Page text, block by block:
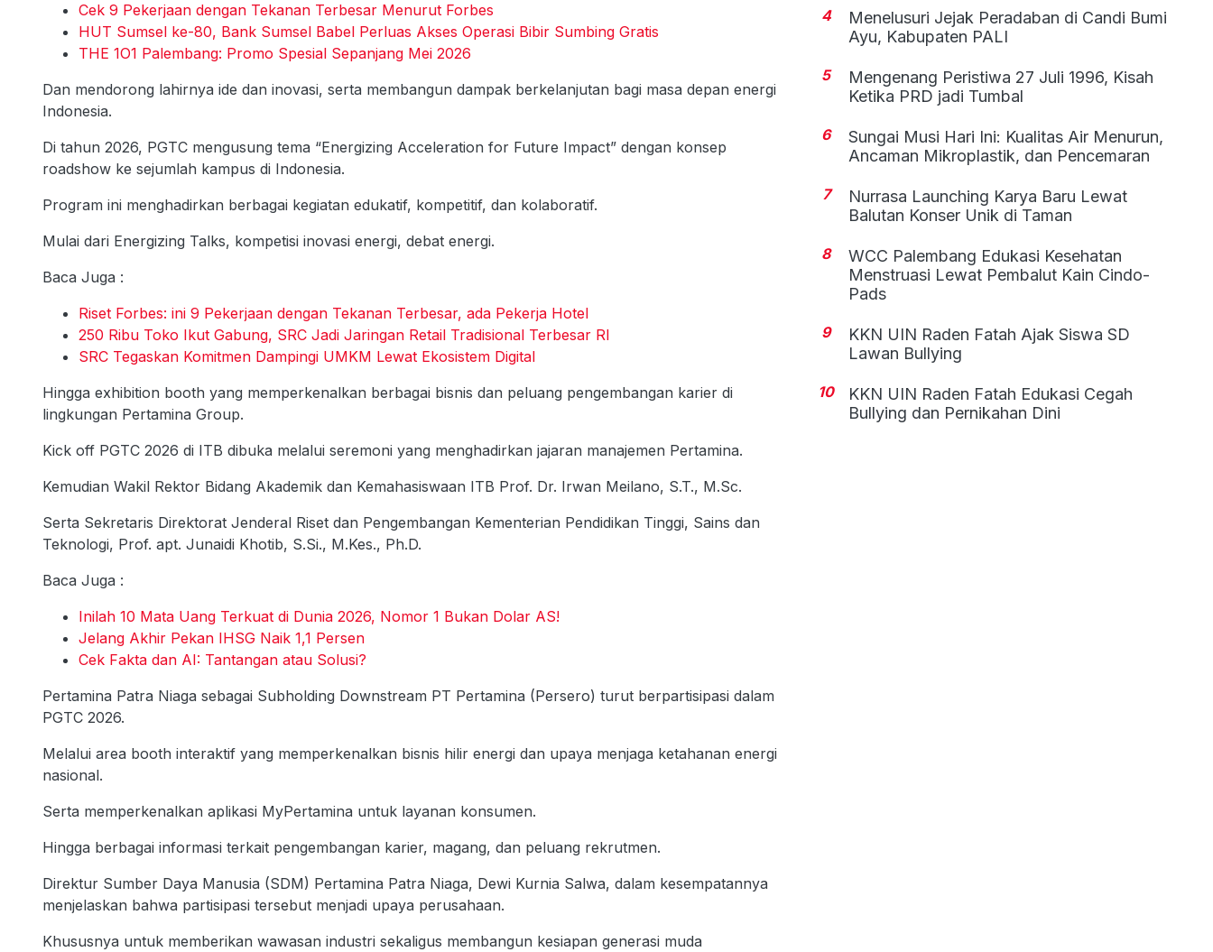
Cek 9 Pekerjaan dengan Tekanan Terbesar Menurut Forbes
HUT Sumsel ke-80, Bank Sumsel Babel Perluas Akses Operasi Bibir Sumbing Gratis
THE 1O1 Palembang: Promo Spesial Sepanjang Mei 2026
Dan mendorong lahirnya ide dan inovasi, serta membangun dampak berkelanjutan bagi masa depan energi
Indonesia.
Di tahun 2026, PGTC mengusung tema “Energizing Acceleration for Future Impact” dengan konsep
roadshow ke sejumlah kampus di Indonesia.
Program ini menghadirkan berbagai kegiatan edukatif, kompetitif, dan kolaboratif.
Mulai dari Energizing Talks, kompetisi inovasi energi, debat energi.
Baca Juga :
Riset Forbes: ini 9 Pekerjaan dengan Tekanan Terbesar, ada Pekerja Hotel
250 Ribu Toko Ikut Gabung, SRC Jadi Jaringan Retail Tradisional Terbesar RI
SRC Tegaskan Komitmen Dampingi UMKM Lewat Ekosistem Digital
Hingga exhibition booth yang memperkenalkan berbagai bisnis dan peluang pengembangan karier di
lingkungan Pertamina Group.
Kick off PGTC 2026 di ITB dibuka melalui seremoni yang menghadirkan jajaran manajemen Pertamina.
Kemudian Wakil Rektor Bidang Akademik dan Kemahasiswaan ITB Prof. Dr. Irwan Meilano, S.T., M.Sc.
Serta Sekretaris Direktorat Jenderal Riset dan Pengembangan Kementerian Pendidikan Tinggi, Sains dan
Teknologi, Prof. apt. Junaidi Khotib, S.Si., M.Kes., Ph.D.
Baca Juga :
Inilah 10 Mata Uang Terkuat di Dunia 2026, Nomor 1 Bukan Dolar AS!
Jelang Akhir Pekan IHSG Naik 1,1 Persen
Cek Fakta dan AI: Tantangan atau Solusi?
Pertamina Patra Niaga sebagai Subholding Downstream PT Pertamina (Persero) turut berpartisipasi dalam
PGTC 2026.
Melalui area booth interaktif yang memperkenalkan bisnis hilir energi dan upaya menjaga ketahanan energi
nasional.
Serta memperkenalkan aplikasi MyPertamina untuk layanan konsumen.
Hingga berbagai informasi terkait pengembangan karier, magang, dan peluang rekrutmen.
Direktur Sumber Daya Manusia (SDM) Pertamina Patra Niaga, Dewi Kurnia Salwa, dalam kesempatannya
menjelaskan bahwa partisipasi tersebut menjadi upaya perusahaan.
Khususnya untuk memberikan wawasan industri sekaligus membangun kesiapan generasi muda
4
Menelusuri Jejak Peradaban di Candi Bumi
Ayu, Kabupaten PALI
5
Mengenang Peristiwa 27 Juli 1996, Kisah
Ketika PRD jadi Tumbal
6
Sungai Musi Hari Ini: Kualitas Air Menurun,
Ancaman Mikroplastik, dan Pencemaran
7
Nurrasa Launching Karya Baru Lewat
Balutan Konser Unik di Taman
8
WCC Palembang Edukasi Kesehatan
Menstruasi Lewat Pembalut Kain Cindo-
Pads
9
KKN UIN Raden Fatah Ajak Siswa SD
Lawan Bullying
10
KKN UIN Raden Fatah Edukasi Cegah
Bullying dan Pernikahan Dini